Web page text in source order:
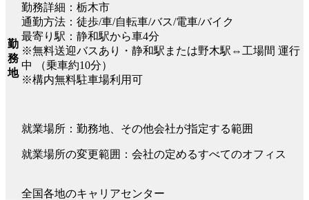
勤
務
地
勤務詳細：栃木市
通勤方法：徒歩/車/自転車/バス/電車/バイク
最寄り駅：静和駅から車4分
※無料送迎バスあり・静和駅または野木駅⇔工場間 運行
中 （乗車約10分）
※構内無料駐車場利用可
就業場所：勤務地、その他会社が指定する範囲
就業場所の変更範囲：会社の定めるすべてのオフィス
全国各地のキャリアセンター